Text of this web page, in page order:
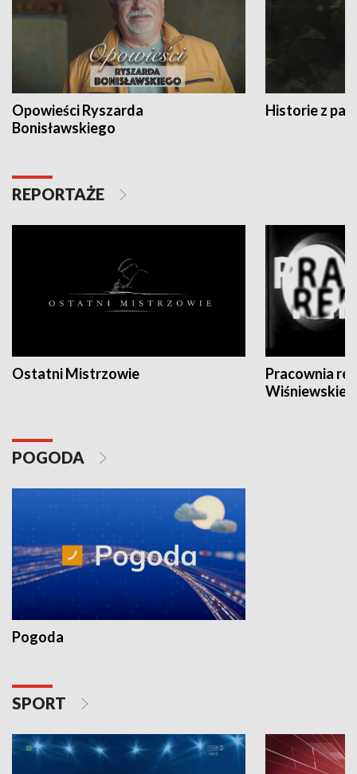
Opowieści Ryszarda
Bonisławskiego
Historie z
REPORTAŻE
Ostatni Mistrzowie
Pracownia
POGODA
Pogoda
SPORT